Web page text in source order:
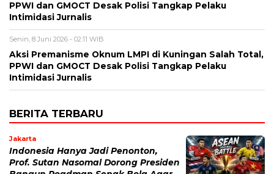
PPWI dan GMOCT Desak Polisi Tangkap Pelaku
Intimidasi Jurnalis
Senin, 8 Juni 2026 - 02:11 WIB
Aksi Premanisme Oknum LMPI di Kuningan Salah Total,
PPWI dan GMOCT Desak Polisi Tangkap Pelaku
Intimidasi Jurnalis
BERITA TERBARU
Jakarta
Indonesia Hanya Jadi Penonton,
Prof. Sutan Nasomal Dorong Presiden